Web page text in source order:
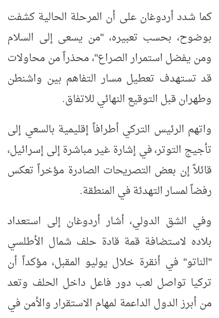
كما شدد أردوغان على أن المرحلة الحالية كشفت
بوضوح، بحسب تعبيره، "من يسعى إلى السلام
ومن يفضل استمرار الصراع"، محذراً من محاولات
قد تستهدف تعطيل مسار التفاهم بين واشنطن
وطهران قبل التوقيع النهائي للاتفاق.
واتهم الرئيس التركي أطرافاً إقليمية بالسعي إلى
تأجيج التوتر، في إشارة غير مباشرة إلى إسرائيل،
قائلاً إن بعض التصريحات الصادرة مؤخراً تعكس
رفضاً لمسار التهدئة في المنطقة.
وفي الشق الدولي، أشار أردوغان إلى استعداد
بلاده لاستضافة قمة قادة حلف شمال الأطلسي
"الناتو" في أنقرة خلال يوليو المقبل، مؤكداً أن
تركيا تواصل لعب دور فاعل داخل الحلف وتعد
من أبرز الدول الداعمة لمهام الاستقرار والأمن في